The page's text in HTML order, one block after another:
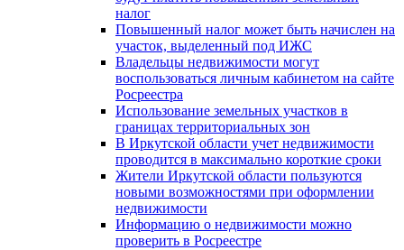
налог
Повышенный налог может быть начислен на
участок, выделенный под ИЖС
Владельцы недвижимости могут
воспользоваться личным кабинетом на сайте
Росреестра
Использование земельных участков в
границах территориальных зон
В Иркутской области учет недвижимости
проводится в максимально короткие сроки
Жители Иркутской области пользуются
новыми возможностями при оформлении
недвижимости
Информацию о недвижимости можно
проверить в Росреестре